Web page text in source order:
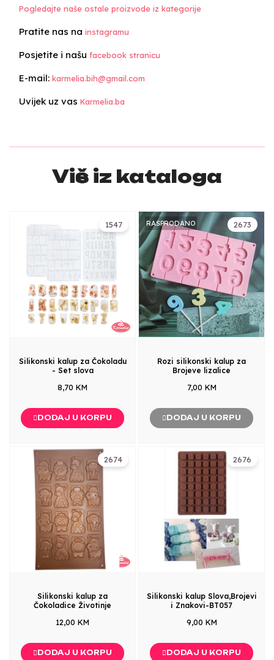
Pogledajte naše ostale proizvode iz kategorije
Pratite nas na instagramu
Posjetite i našu facebook stranicu
E-mail: karmelia.bih@gmail.com
Uvijek uz vas Karmelia.ba
Više iz kataloga
1547
Silikonski kalup za Čokoladu
- Set slova
8,70 KM
DODAJ U KORPU
2673
RASPRODANO
Rozi silikonski kalup za
Brojeve lizalice
7,00 KM
DODAJ U KORPU
2674
Silikonski kalup za
Čokoladice Životinje
12,00 KM
DODAJ U KORPU
2676
Silikonski kalup Slova,Brojevi
i Znakovi-BT057
9,00 KM
DODAJ U KORPU